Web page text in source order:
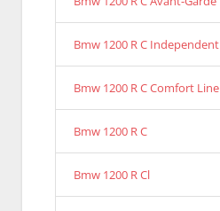
Bmw 1200 R C Independent
Bmw 1200 R C Comfort Line
Bmw 1200 R C
Bmw 1200 R Cl